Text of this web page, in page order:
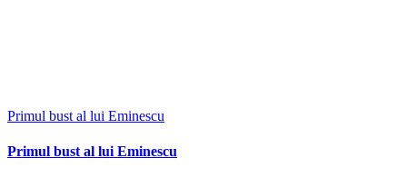
Primul bust al lui Eminescu
Primul bust al lui Eminescu